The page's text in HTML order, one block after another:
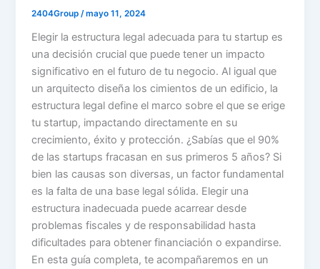
2404Group /mayo 11, 2024
Elegir la estructura legal adecuada para tu startup es
una decisión crucial que puede tener un impacto
significativo en el futuro de tu negocio. Al igual que
un arquitecto diseña los cimientos de un edificio, la
estructura legal define el marco sobre el que se erige
tu startup, impactando directamente en su
crecimiento, éxito y protección. ¿Sabías que el 90%
de las startups fracasan en sus primeros 5 años? Si
bien las causas son diversas, un factor fundamental
es la falta de una base legal sólida. Elegir una
estructura inadecuada puede acarrear desde
problemas fiscales y de responsabilidad hasta
dificultades para obtener financiación o expandirse.
En esta guía completa, te acompañaremos en un